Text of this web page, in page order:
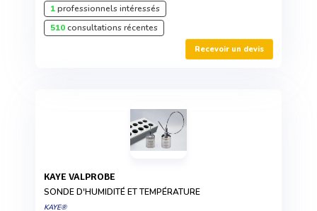
1professionnels intéressés
510consultations récentes
Recevoir un devis
KAYE VALPROBE
SONDE D'HUMIDITÉ ET TEMPÉRATURE
KAYE®